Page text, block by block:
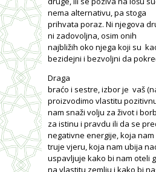
nema alternativu, pa stoga
prihvata poraz. Ni njegova
ni zadovoljna, osim onih
najbližih oko njega koji su
bezidejni i bezvoljni da
Draga
braćo i sestre, izbor je vaš
proizvodimo vlastitu
nam snaži volju za život i
za istinu i pravdu ili da se
negativne energije, koja nam
truje vjeru, koja nam ubija
uspavljuje kako bi nam oteli
na vlastitu zemlju i kako bi